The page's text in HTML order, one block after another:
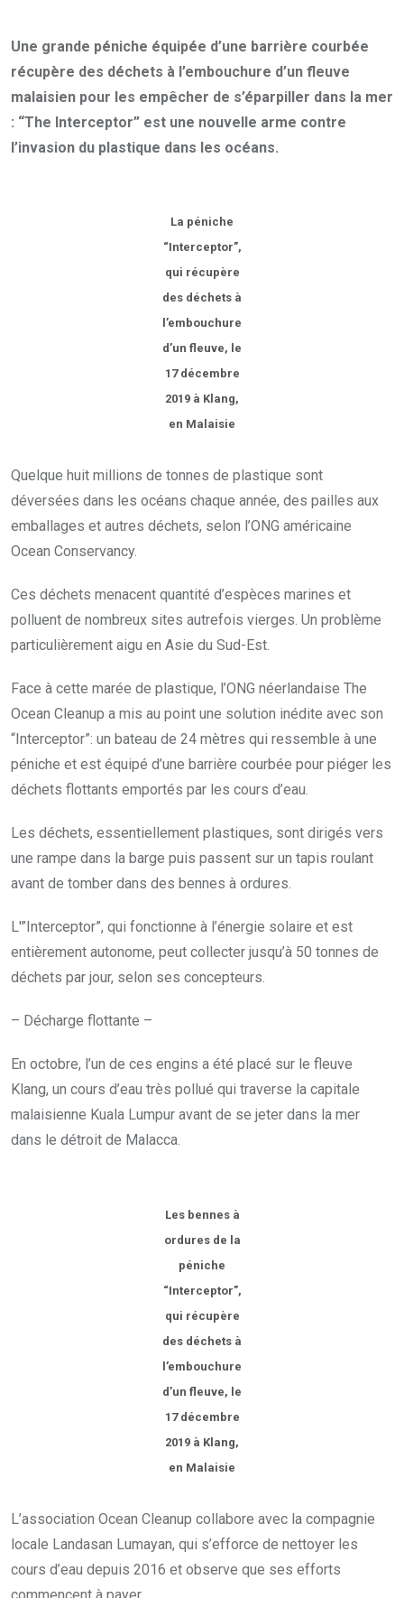
Une grande péniche équipée d’une barrière courbée
récupère des déchets à l’embouchure d’un fleuve
malaisien pour les empêcher de s’éparpiller dans la mer
: “The Interceptor” est une nouvelle arme contre
l’invasion du plastique dans les océans.
La péniche
“Interceptor”,
qui récupère
des déchets à
l’embouchure
d’un fleuve, le
17 décembre
2019 à Klang,
en Malaisie
Quelque huit millions de tonnes de plastique sont
déversées dans les océans chaque année, des pailles aux
emballages et autres déchets, selon l’ONG américaine
Ocean Conservancy.
Ces déchets menacent quantité d’espèces marines et
polluent de nombreux sites autrefois vierges. Un problème
particulièrement aigu en Asie du Sud-Est.
Face à cette marée de plastique, l’ONG néerlandaise The
Ocean Cleanup a mis au point une solution inédite avec son
“Interceptor”: un bateau de 24 mètres qui ressemble à une
péniche et est équipé d’une barrière courbée pour piéger les
déchets flottants emportés par les cours d’eau.
Les déchets, essentiellement plastiques, sont dirigés vers
une rampe dans la barge puis passent sur un tapis roulant
avant de tomber dans des bennes à ordures.
L'”Interceptor”, qui fonctionne à l’énergie solaire et est
entièrement autonome, peut collecter jusqu’à 50 tonnes de
déchets par jour, selon ses concepteurs.
– Décharge flottante –
En octobre, l’un de ces engins a été placé sur le fleuve
Klang, un cours d’eau très pollué qui traverse la capitale
malaisienne Kuala Lumpur avant de se jeter dans la mer
dans le détroit de Malacca.
Les bennes à
ordures de la
péniche
“Interceptor”,
qui récupère
des déchets à
l’embouchure
d’un fleuve, le
17 décembre
2019 à Klang,
en Malaisie
L’association Ocean Cleanup collabore avec la compagnie
locale Landasan Lumayan, qui s’efforce de nettoyer les
cours d’eau depuis 2016 et observe que ses efforts
commencent à payer.